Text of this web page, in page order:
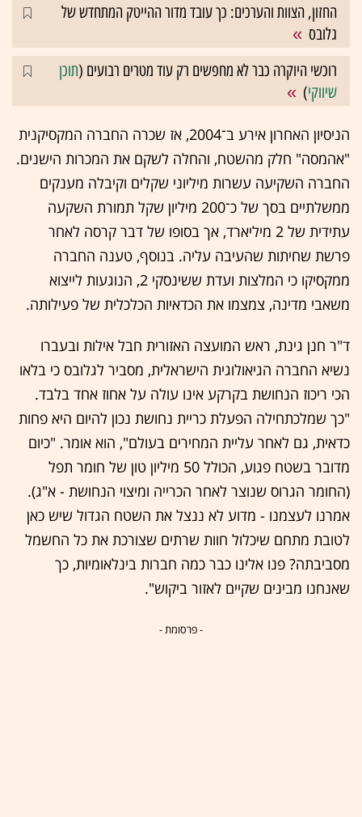
החזון, הצוות והערכים: כך עובד מדור ההייטק המתחדש של
גלובס
רוכשי היוקרה כבר לא מחפשים רק עוד מטרים רבועים (תוכן
שיווקי)
הניסיון האחרון אירע ב־2004, אז שכרה החברה המקסיקנית
"אהמסה" חלק מהשטח, והחלה לשקם את המכרות הישנים.
החברה השקיעה עשרות מיליוני שקלים וקיבלה מענקים
ממשלתיים בסך של כ־200 מיליון שקל תמורת השקעה
עתידית של 2 מיליארד, אך בסופו של דבר קרסה לאחר
פרשת שחיתות שהעיבה עליה. בנוסף, טענה החברה
ממקסיקו כי המלצות ועדת ששינסקי 2, הנוגעות לייצוא
משאבי מדינה, צמצמו את הכדאיות הכלכלית של פעילותה.
ד"ר חנן גינת, ראש המועצה האזורית חבל אילות ובעברו
נשיא החברה הגיאולוגית הישראלית, מסביר לגלובס כי בלאו
הכי ריכוז הנחושת בקרקע אינו עולה על אחוז אחד בלבד.
"כך שמלכתחילה הפעלת כריית נחושת נכון להיום היא פחות
כדאית, גם לאחר עליית המחירים בעולם", הוא אומר. "כיום
מדובר בשטח פגוע, הכולל 50 מיליון טון של חומר תפל
(החומר הגרוס שנוצר לאחר הכרייה ומיצוי הנחושת - א"ג).
אמרנו לעצמנו - מדוע לא ננצל את השטח הגדול שיש כאן
לטובת מתחם שיכלול חוות שרתים שצורכת את כל החשמל
מסביבתה? פנו אלינו כבר כמה חברות בינלאומיות, כך
שאנחנו מבינים שקיים לאזור ביקוש".
- פרסומת -